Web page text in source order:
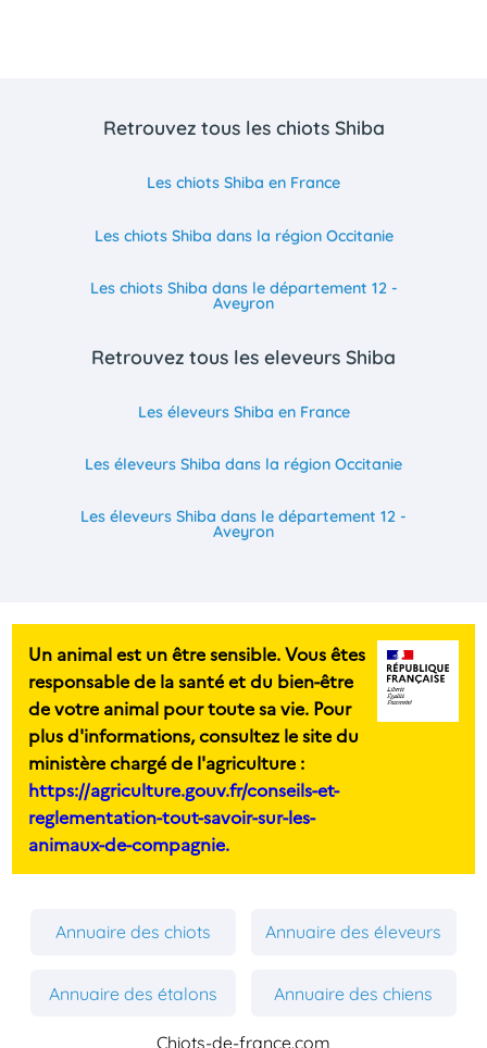
Retrouvez tous les chiots Shiba
Les chiots Shiba en France
Les chiots Shiba dans la région Occitanie
Les chiots Shiba dans le département 12 -
Aveyron
Retrouvez tous les eleveurs Shiba
Les éleveurs Shiba en France
Les éleveurs Shiba dans la région Occitanie
Les éleveurs Shiba dans le département 12 -
Aveyron
Un animal est un être sensible. Vous êtes
responsable de la santé et du bien-être
de votre animal pour toute sa vie. Pour
plus d'informations, consultez le site du
ministère chargé de l'agriculture :
https://agriculture.gouv.fr/conseils-et-
reglementation-tout-savoir-sur-les-
animaux-de-compagnie.
Annuaire des chiots Annuaire des éleveurs
Annuaire des étalons Annuaire des chiens
Chiots-de-france.com